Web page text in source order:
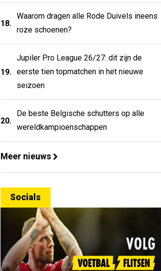
18.
Waarom dragen alle Rode Duivels ineens
roze schoenen?
19.
Jupiler Pro League 26/27: dit zijn de
eerste tien topmatchen in het nieuwe
seizoen
20.
De beste Belgische schutters op alle
wereldkampioenschappen
Meer nieuws
Socials